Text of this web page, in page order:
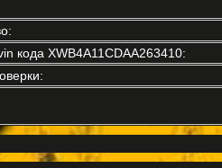
кода XWB4A11CDAA263410: